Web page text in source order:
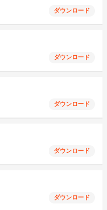
ダウンロード
ダウンロード
ダウンロード
ダウンロード
ダウンロード